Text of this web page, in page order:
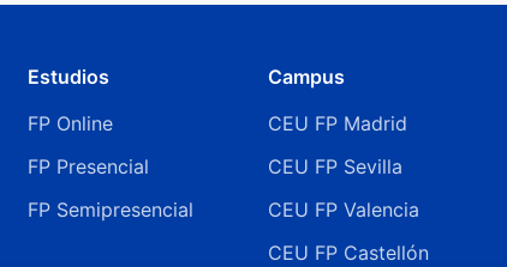
Estudios
FP Online
FP Presencial
FP Semipresencial
Campus
CEU FP Madrid
CEU FP Sevilla
CEU FP Valencia
CEU FP Castellón